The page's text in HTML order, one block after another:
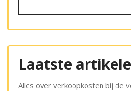
Laatste
Alles over verkoopkosten bij de